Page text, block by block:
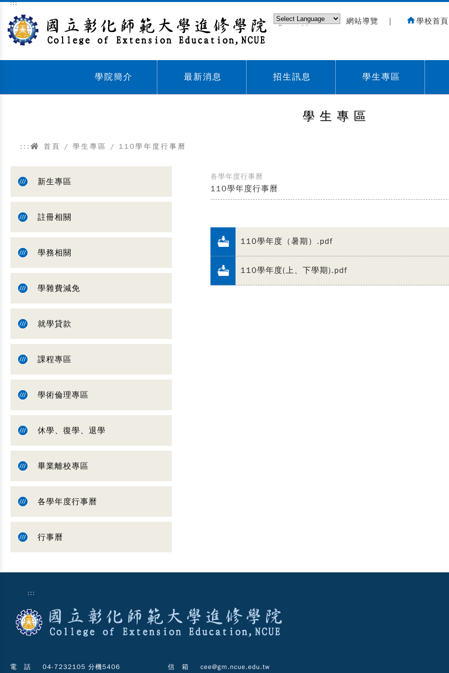
跳到主要內容區塊
:::
Powered by
網站導覽 ｜ 學校首頁
學院簡介 最新消息 招生訊息 學生專區
學生專區
::: 首頁 / 學生專區 / 110學年度行事曆
新生專區
註冊相關
學務相關
學雜費減免
就學貸款
課程專區
學術倫理專區
休學、復學、退學
畢業離校專區
各學年度行事曆
行事曆
各學年度行事曆
110學年度行事曆
110學年度（暑期）.pdf
110學年度(上、下學期).pdf
:::
電 話 04-7232105 分機5406 信 箱 cee@gm.ncue.edu.tw